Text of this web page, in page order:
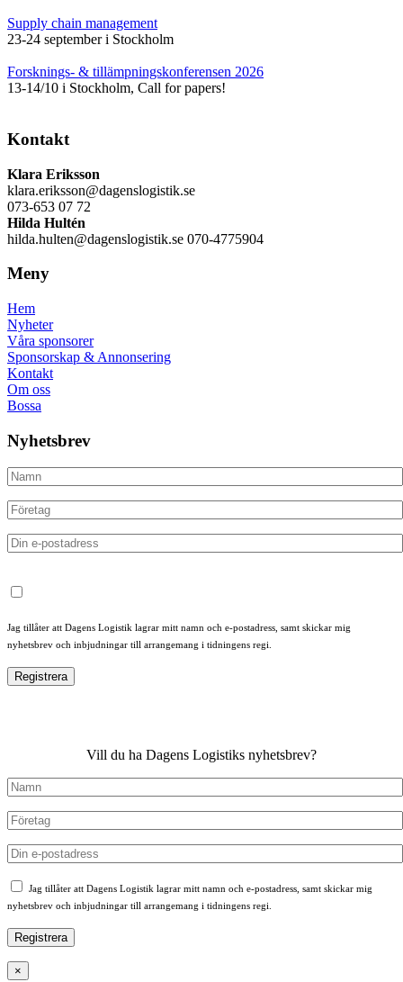
Supply chain management
23-24 september i Stockholm
Forsknings- & tillämpningskonferensen 2026
13-14/10 i Stockholm, Call for papers!
Kontakt
Klara Eriksson
klara.eriksson@dagenslogistik.se
073-653 07 72
Hilda Hultén
hilda.hulten@dagenslogistik.se 070-4775904
Meny
Hem
Nyheter
Våra sponsorer
Sponsorskap & Annonsering
Kontakt
Om oss
Bossa
Nyhetsbrev
Jag tillåter att Dagens Logistik lagrar mitt namn och e-postadress, samt skickar mig
nyhetsbrev och inbjudningar till arrangemang i tidningens regi.
Vill du ha Dagens Logistiks nyhetsbrev?
Jag tillåter att Dagens Logistik lagrar mitt namn och e-postadress, samt skickar mig
nyhetsbrev och inbjudningar till arrangemang i tidningens regi.
×